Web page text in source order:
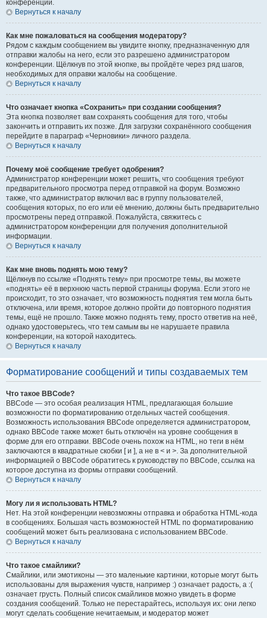
конференции.
Вернуться к началу
Как мне пожаловаться на сообщения модератору?
Рядом с каждым сообщением вы увидите кнопку, предназначенную для
отправки жалобы на него, если это разрешено администратором
конференции. Щёлкнув по этой кнопке, вы пройдёте через ряд шагов,
необходимых для оправки жалобы на сообщение.
Вернуться к началу
Что означает кнопка «Сохранить» при создании сообщения?
Эта кнопка позволяет вам сохранять сообщения для того, чтобы
закончить и отправить их позже. Для загрузки сохранённого сообщения
перейдите в параграф «Черновики» личного раздела.
Вернуться к началу
Почему моё сообщение требует одобрения?
Администратор конференции может решить, что сообщения требуют
предварительного просмотра перед отправкой на форум. Возможно
также, что администратор включил вас в группу пользователей,
сообщения которых, по его или её мнению, должны быть предварительно
просмотрены перед отправкой. Пожалуйста, свяжитесь с
администратором конференции для получения дополнительной
информации.
Вернуться к началу
Как мне вновь поднять мою тему?
Щёлкнув по ссылке «Поднять тему» при просмотре темы, вы можете
«поднять» её в верхнюю часть первой страницы форума. Если этого не
происходит, то это означает, что возможность поднятия тем могла быть
отключена, или время, которое должно пройти до повторного поднятия
темы, ещё не прошло. Также можно поднять тему, просто ответив на неё,
однако удостоверьтесь, что тем самым вы не нарушаете правила
конференции, на которой находитесь.
Вернуться к началу
Форматирование сообщений и типы создаваемых тем
Что такое BBCode?
BBCode — это особая реализация HTML, предлагающая большие
возможности по форматированию отдельных частей сообщения.
Возможность использования BBCode определяется администратором,
однако BBCode также может быть отключён на уровне сообщения в
форме для его отправки. BBCode очень похож на HTML, но теги в нём
заключаются в квадратные скобки [ и ], а не в < и >. За дополнительной
информацией о BBCode обратитесь к руководству по BBCode, ссылка на
которое доступна из формы отправки сообщений.
Вернуться к началу
Могу ли я использовать HTML?
Нет. На этой конференции невозможны отправка и обработка HTML-кода
в сообщениях. Большая часть возможностей HTML по форматированию
сообщений может быть реализована с использованием BBCode.
Вернуться к началу
Что такое смайлики?
Смайлики, или эмотиконы — это маленькие картинки, которые могут быть
использованы для выражения чувств, например :) означает радость, а :(
означает грусть. Полный список смайликов можно увидеть в форме
создания сообщений. Только не перестарайтесь, используя их: они легко
могут сделать сообщение нечитаемым, и модератор может